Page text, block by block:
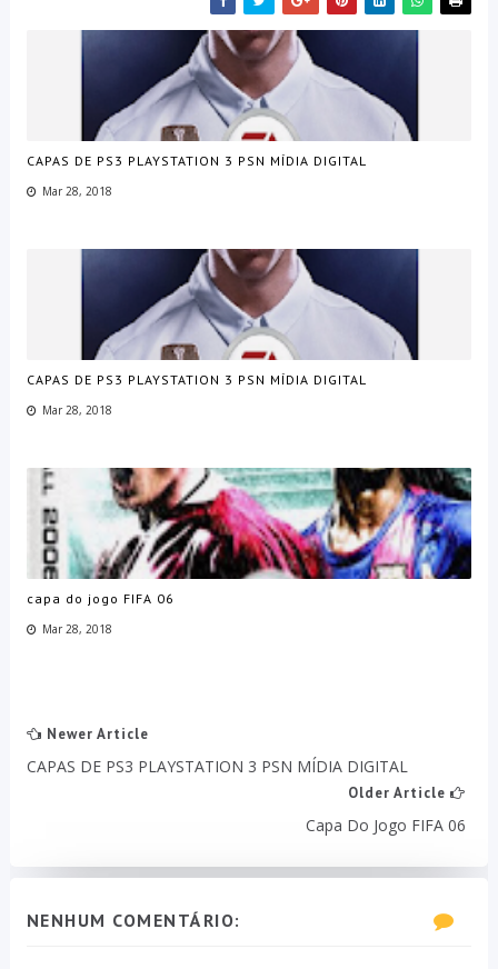
CAPAS DE PS3 PLAYSTATION 3 PSN MÍDIA DIGITAL
Mar 28, 2018
CAPAS DE PS3 PLAYSTATION 3 PSN MÍDIA DIGITAL
Mar 28, 2018
capa do jogo FIFA 06
Mar 28, 2018
Newer Article
CAPAS DE PS3 PLAYSTATION 3 PSN MÍDIA DIGITAL
Older Article
Capa Do Jogo FIFA 06
NENHUM COMENTÁRIO: